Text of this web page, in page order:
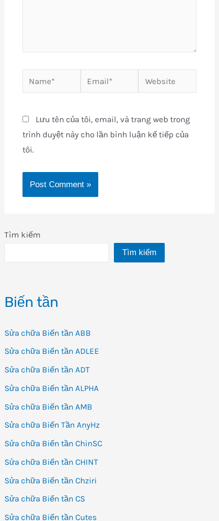
Tìm kiếm
Tìm kiếm
Biến tần
Sửa chữa Biến tần ABB
Sửa chữa Biến tần ADLEE
Sửa chữa Biến tần ADT
Sửa chữa Biến tần ALPHA
Sửa chữa Biến tần AMB
Sửa chữa Biến Tần AnyHz
Sửa chữa Biến tần ChinSC
Sửa chữa Biến tần CHINT
Sửa chữa Biến tần Chziri
Sửa chữa Biến tần CS
Sửa chữa Biến tần Cutes
Name* Email* Website
Lưu tên của tôi, email, và trang web trong
trình duyệt này cho lần bình luận kế tiếp của
tôi.